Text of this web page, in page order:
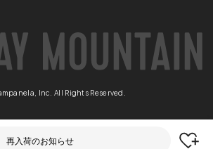
Inc. All Rights Reserved.
再入荷のお知らせ